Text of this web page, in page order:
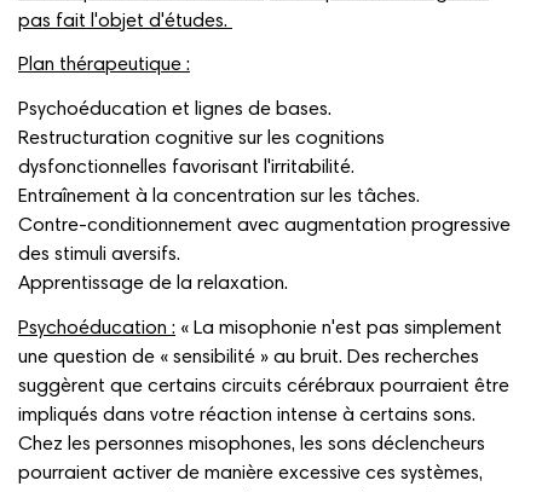
pas fait l'objet d'études.
Plan thérapeutique :
Psychoéducation et lignes de bases.
Restructuration cognitive sur les cognitions
dysfonctionnelles favorisant l'irritabilité.
Entraînement à la concentration sur les tâches.
Contre-conditionnement avec augmentation progressive
des stimuli aversifs.
Apprentissage de la relaxation.
Psychoéducation : « La misophonie n'est pas simplement
une question de « sensibilité » au bruit. Des recherches
suggèrent que certains circuits cérébraux pourraient être
impliqués dans votre réaction intense à certains sons.
Chez les personnes misophones, les sons déclencheurs
pourraient activer de manière excessive ces systèmes,